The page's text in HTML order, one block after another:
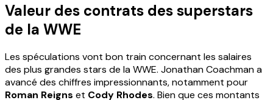
Valeur des contrats des superstars
de la WWE
Les spéculations vont bon train concernant les salaires
des plus grandes stars de la WWE. Jonathan Coachman a
avancé des chiffres impressionnants, notamment pour
Roman Reigns et Cody Rhodes. Bien que ces montants